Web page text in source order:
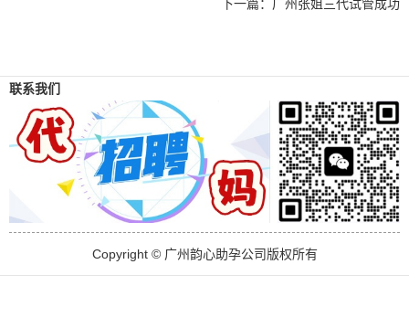
下一篇： 广州张姐三代试管成功
联系我们
Copyright © 广州韵心助孕公司版权所有